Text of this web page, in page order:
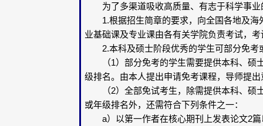
为了多渠道吸收高质量、有志于科学事业
1.根据招生简章的要求，向全国各地及海
业基础课及专业课由各有关学院负责考试，
2.本科及硕士阶段优秀的学生可部分免考
（1）部分免考的学生需要提供本科、硕
级排名。由本人提出申请免考课程，导师提
（2）全部免试考生，除需提供本科、硕
或年级排名外，还需符合下列条件之一：
a）以第一作者在核心期刊上发表论文2篇